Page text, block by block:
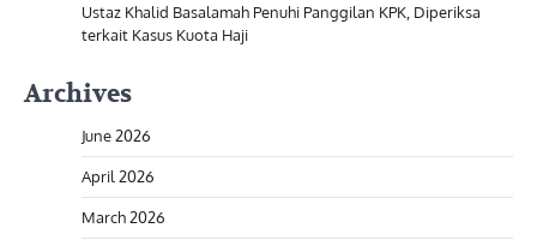
Ustaz Khalid Basalamah Penuhi Panggilan KPK, Diperiksa
terkait Kasus Kuota Haji
Archives
June 2026
April 2026
March 2026